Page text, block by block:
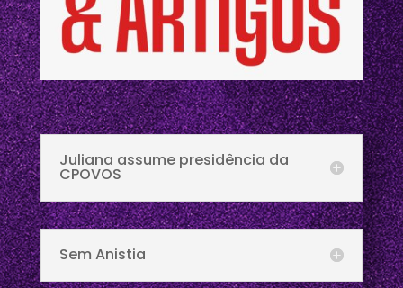
Juliana assume presidência da
CPOVOS
Sem Anistia